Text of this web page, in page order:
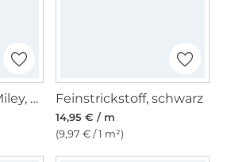
Feinstrickjersey Miley, schwarz Feinstrickstoff, schwarz
14,95 € / m
(9,97 € / 1 m²)